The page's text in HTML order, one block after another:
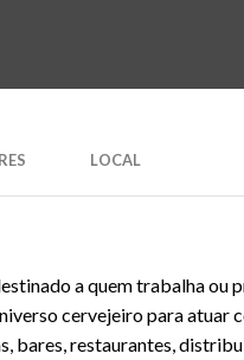
LOCAL
a quem trabalha ou
cervejeiro para atuar
bares, restaurantes,